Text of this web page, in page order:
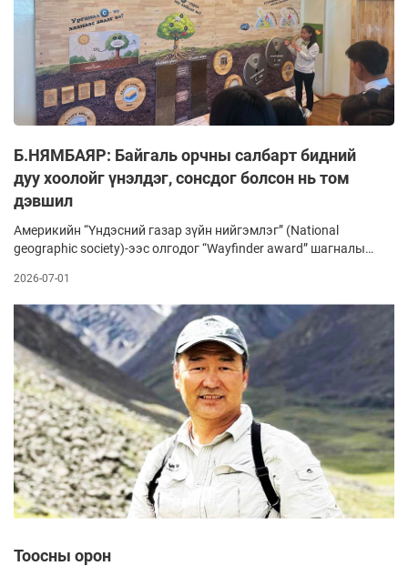
Б.НЯМБАЯР: Байгаль орчны салбарт бидний
дуу хоолойг үнэлдэг, сонсдог болсон нь том
дэвшил
Америкийн “Үндэсний газар зүйн нийгэмлэг” (National
geographic society)-ээс олгодог “Wayfinder award” шагналын
хамгаалал, шинжлэх ухаан, технологи, боловсрол, нийгмийн
хөгжлийн салбарт манлайлан ажиллаж, дэлхий нийтийн
өмнө тулгамдсан асуудлуудыг шийдвэрлэхэд бодитой хувь
нэмэр оруулсан шилдэг судлаач, мэргэжилтнүүдэд олгодог
энэхүү нэр хүндтэй шагналыг өнөө жил 15 хүнд хүртээсний
дотор тэрбээр багтсан билээ.
2026-07-01
Тоосны орон